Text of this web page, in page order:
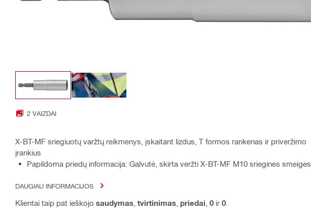
2 VAIZDAI
X-BT-MF sriegiuotų varžtų reikmenys, įskaitant lizdus, T formos rankenas ir priveržimo
įrankius
Papildoma priedų informacija: Galvutė, skirta veržti X-BT-MF M10 sriegines smeiges
DAUGIAU INFORMACIJOS
Klientai taip pat ieškojo saudymas tvirtinimas priedai 0 ir 0